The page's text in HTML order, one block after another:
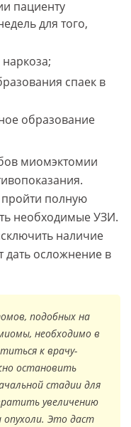
пациенту
для того,
спаек в
образование
миомэктомии
полную
необходимые УЗИ.
наличие
дать осложнение в
подобных на
необходимо в
к врачу-
остановить
стадии для
увеличению
опухоли. Это даст